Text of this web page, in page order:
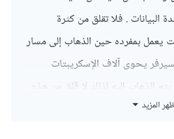
البيانات . فلا تقلق من كثرة
بمفرده حين الذهاب إلى مسار
يحوى آلاف الإسكريبتات
الذهاب إليه لذلك لا قلق من هذه
حتي فيما بعد إذا أردت
المزيد